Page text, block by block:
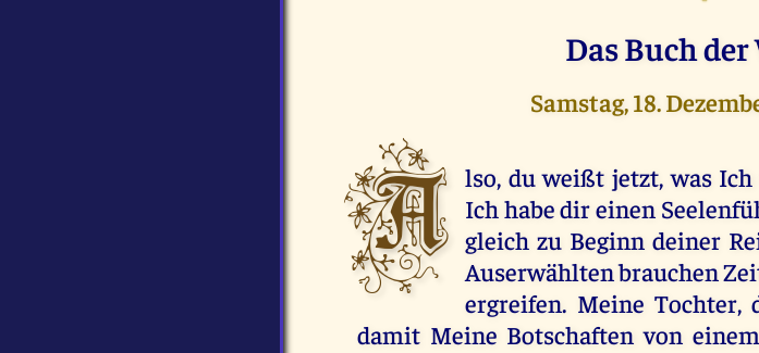
Das Buch
Samstag, 18.
A lso, du weißt jetzt, was
Ich habe dir einen
gleich zu Beginn deiner
Auserwählten brauchen
ergreifen. Meine Tochter,
damit Meine Botschaften von